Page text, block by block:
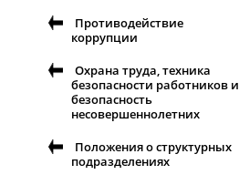
Противодействие
коррупции
Охрана труда, техника
безопасности работников и
безопасность
несовершеннолетних
Положения о структурных
подразделениях